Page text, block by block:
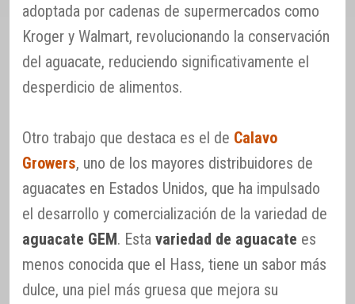
adoptada por cadenas de supermercados como
Kroger y Walmart, revolucionando la conservación
del aguacate, reduciendo significativamente el
desperdicio de alimentos.
Otro trabajo que destaca es el de Calavo
Growers, uno de los mayores distribuidores de
aguacates en Estados Unidos, que ha impulsado
el desarrollo y comercialización de la variedad de
aguacate GEM. Esta variedad de aguacate es
menos conocida que el Hass, tiene un sabor más
dulce, una piel más gruesa que mejora su